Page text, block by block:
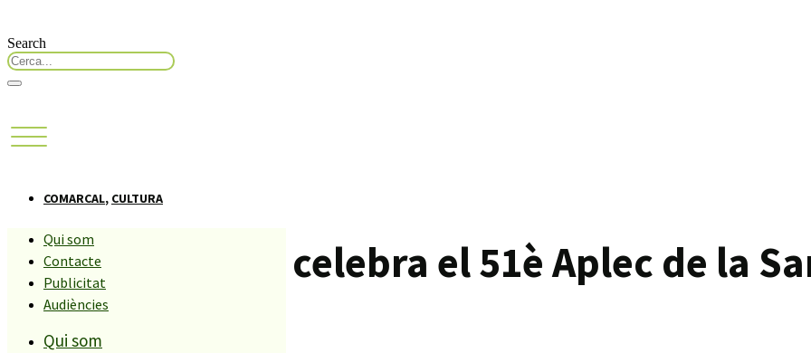
Search
Qui som
Contacte
Publicitat
Audiències
Qui som
COMARCAL, CULTURA
Malgrat de Mar celebra el 51è Aplec de la